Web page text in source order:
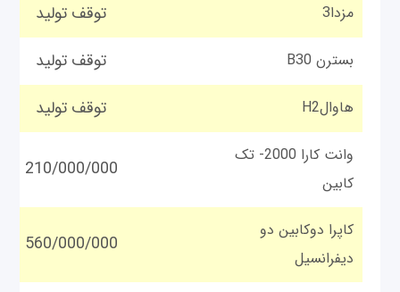
مزدا3 توقف تولید
بسترن B30 توقف تولید
هاوالH2 توقف تولید
وانت کارا 2000- تک
کابین
210/000/000
کاپرا دوکابین دو
دیفرانسیل
560/000/000